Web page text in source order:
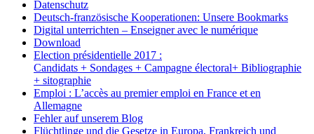
Datenschutz
Deutsch-französische Kooperationen: Unsere Bookmarks
Digital unterrichten – Enseigner avec le numérique
Download
Election présidentielle 2017 :
Candidats + Sondages + Campagne électoral+ Bibliographie
+ sitographie
Emploi : L’accès au premier emploi en France et en
Allemagne
Fehler auf unserem Blog
Flüchtlinge und die Gesetze in Europa, Frankreich und